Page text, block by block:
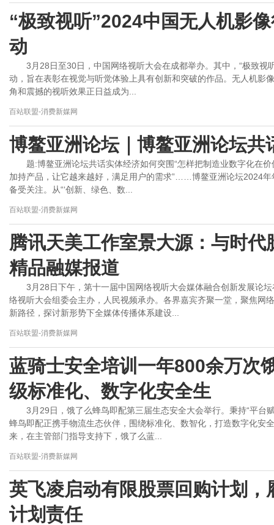
“极致视听”2024中国无人机影
动
3月28日至30日，中国网络视听大会在成都举办。其中，“极致视
动，旨在表彰在视觉与听觉体验上具有创新和突破的作品。无人机影
角和震撼的视听效果正日益成为...
百站联盟-消费新媒网
博鳌亚洲论坛｜博鳌亚洲论坛共
题:博鳌亚洲论坛共话实体经济如何突围“怎样把制造业数字化在
加持产品，让它越来越好，满足用户的需求”……博鳌亚洲论坛2024
备受关注。从“‘创新、绿色、数...
百站联盟-消费新媒网
腾讯天美工作室景大源：与时
精品融媒报道
3月28日下午，第十一届中国网络视听大会媒体融合创新发展论
络视听大会组委会主办，人民视频承办。各界嘉宾齐聚一堂，聚焦网
新路径，探讨新形势下全媒体传播体系建设...
百站联盟-消费新媒网
蓝骑士安全培训一年800余万次
级标准化、数字化安全生
3月29日，饿了么蜂鸟即配第三届生态安全大会举行。秉持“平台
蜂鸟即配正携手物流生态伙伴，围绕标准化、数智化，打造数字化安
来，在主管部门指导支持下，饿了么蓝...
百站联盟-消费新媒网
英飞凌启动有限股票回购计划
计划责任